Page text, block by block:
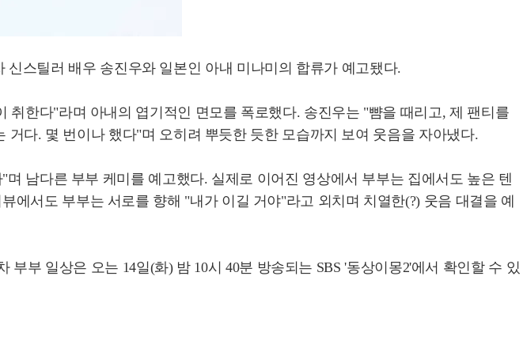
신스틸러 배우 송진우와 일본인 아내 미나미의 합류가 예고됐다.
한다"라며 아내의 엽기적인 면모를 폭로했다. 송진우는 "뺨을 때리고, 제 팬티를
다. 몇 번이나 했다"며 오히려 뿌듯한 듯한 모습까지 보여 웃음을 자아냈다.
남다른 부부 케미를 예고했다. 실제로 이어진 영상에서 부부는 집에서도 높은 텐
서도 부부는 서로를 향해 "내가 이길 거야"라고 외치며 치열한(?) 웃음 대결을 예
부 일상은 오는 14일(화) 밤 10시 40분 방송되는 SBS '동상이몽2'에서 확인할 수 있